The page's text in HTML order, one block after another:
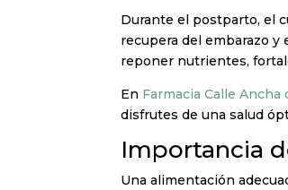
Durante el postparto, el
recupera del embarazo y
reponer nutrientes,
En Farmacia Calle Ancha
disfrutes de una salud
Importancia
Una alimentación